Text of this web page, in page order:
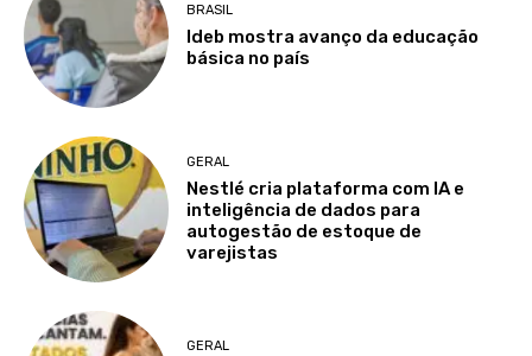
BRASIL
Ideb mostra avanço da educação
básica no país
GERAL
Nestlé cria plataforma com IA e
inteligência de dados para
autogestão de estoque de
varejistas
GERAL